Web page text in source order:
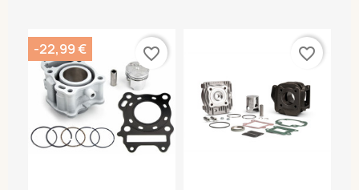
-22,99 € favorite_border favorite_border